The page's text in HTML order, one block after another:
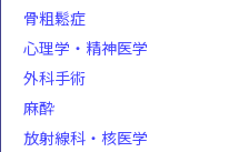
骨粗鬆症
心理学・精神医学
外科手術
麻酔
放射線科・核医学